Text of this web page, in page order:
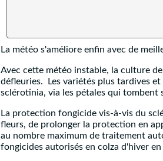
La météo s'améliore enfin avec de
Avec cette météo instable, la culture
défleuries. Les variétés plus tardives
sclérotinia, via les pétales qui tombent
La protection fongicide vis-à-vis du
fleurs, de prolonger la protection en
au nombre maximum de traitement
fongicides autorisés en colza d'hiver